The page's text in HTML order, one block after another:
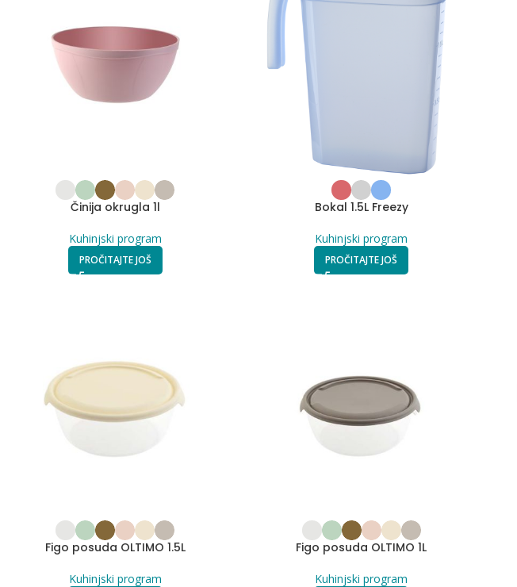
Činija okrugla 1l
Kuhinjski program
PROČITAJTE JOŠ
Bokal 1.5L Freezy
Kuhinjski program
PROČITAJTE JOŠ
Figo posuda OLTIMO 1.5L
Kuhinjski program
Figo posuda OLTIMO 1L
Kuhinjski program